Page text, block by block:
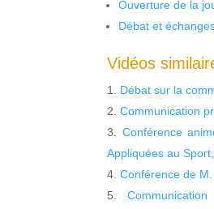
Ouverture de la
Débat et
Vidéos
Débat sur la
Communication
Conférence
Appliquées au
Conférence de